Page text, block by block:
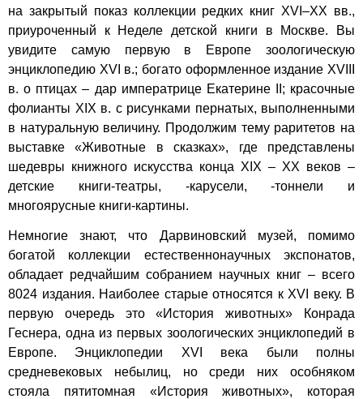
на закрытый показ коллекции редких книг XVI–XX вв.,
приуроченный к Неделе детской книги в Москве. Вы
увидите самую первую в Европе зоологическую
энциклопедию XVI в.; богато оформленное издание XVIII
в. о птицах – дар императрице Екатерине II; красочные
фолианты XIX в. с рисунками пернатых, выполненными
в натуральную величину. Продолжим тему раритетов на
выставке «Животные в сказках», где представлены
шедевры книжного искусства конца XIX – XX веков –
детские книги-театры, -карусели, -тоннели и
многоярусные книги-картины.
Немногие знают, что Дарвиновский музей, помимо
богатой коллекции естественнонаучных экспонатов,
обладает редчайшим собранием научных книг – всего
8024 издания. Наиболее старые относятся к XVI веку. В
первую очередь это «История животных» Конрада
Геснера, одна из первых зоологических энциклопедий в
Европе. Энциклопедии XVI века были полны
средневековых небылиц, но среди них особняком
стояла пятитомная «История животных», которая